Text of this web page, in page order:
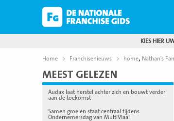
KIES HIER
Home Franchisenieuws home, Nathan's
MEEST GELEZEN
Audax laat herstel achter zich en bouwt verder
aan de toekomst
Samen groeien staat centraal tijdens
Ondernemersdag van MultiVlaai